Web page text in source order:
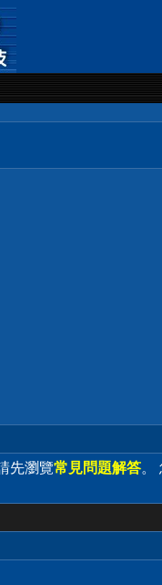
先瀏覽常見問題解答。